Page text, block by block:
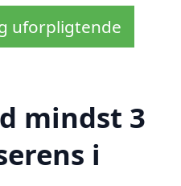
uforpligtende
mindst 3
i